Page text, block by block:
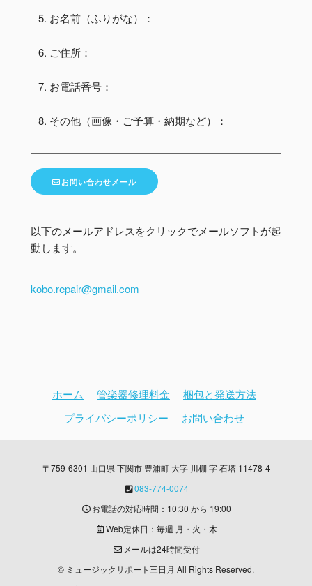
5. お名前（ふりがな）：
6. ご住所：
7. お電話番号：
8. その他（画像・ご予算・納期など）：
お問い合わせメール
以下のメールアドレスをクリックでメールソフトが起
動します。
kobo.repair@gmail.com
ホーム 管楽器修理料金
梱包と発送方法
プライバシーポリシー
お問い合わせ
〒759-6301 山口県 下関市 豊浦町 大字 川棚 字 石塔 11478-4
083-774-0074
お電話の対応時間：10:30 から 19:00
Web定休日：毎週 月・火・木
メールは24時間受付
© ミュージックサポート三日月 All Rights Reserved.